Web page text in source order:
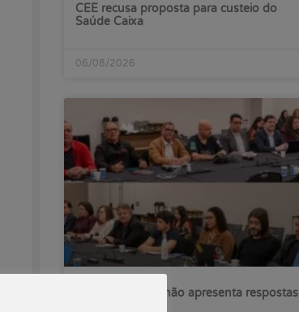
CEE recusa proposta para custeio do
Saúde Caixa
06/08/2026
Banco do Brasil não apresenta respostas